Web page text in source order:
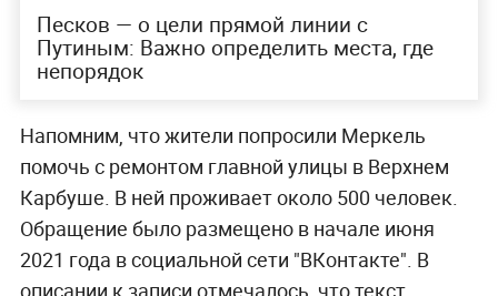
Песков — о цели прямой линии с
Путиным: Важно определить места, где
непорядок
Напомним, что жители попросили Меркель
помочь с ремонтом главной улицы в Верхнем
Карбуше. В ней проживает около 500 человек.
Обращение было размещено в начале июня
2021 года в социальной сети "ВКонтакте". В
описании к записи отмечалось, что текст